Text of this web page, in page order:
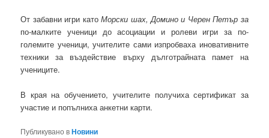
От забавни игри катоМорски шах, Домино и Черен Петър за
по-малките ученици до асоциации и ролеви игри за по-
големите ученици, учителите сами изпробваха иновативните
техники за въздействие върху дълготрайната памет на
учениците.
В края на обучението, учителите получиха сертификат за
участие и попълниха анкетни карти.
Публикувано вНовини